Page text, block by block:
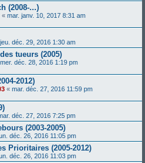
(2008-...)
« mar. janv. 10, 2017 8:31 am
jeu. déc. 29, 2016 1:30 am
tueurs (2005)
mer. déc. 28, 2016 1:19 pm
2012)
« mar. déc. 27, 2016 11:59 pm
déc. 27, 2016 7:25 pm
(2003-2005)
déc. 26, 2016 11:05 pm
Prioritaires (2005-2012)
déc. 26, 2016 11:03 pm